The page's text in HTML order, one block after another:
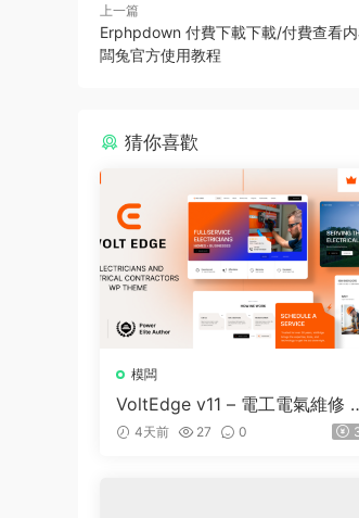
上一篇
Erphpdown 付費下載下載/付費查看
闆兔官方使用教程
猜你喜歡
模闆
VoltEdge v11 – 電工電氣維修
ordPress 主題
4天前 27 0